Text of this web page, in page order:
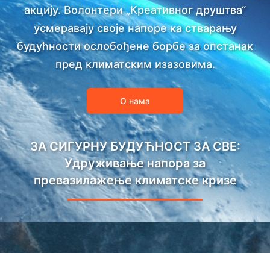
акцију. Волонтери „Креативног друштва“
усмеравају своје напоре ка стварању
будућности ослобођене борбе за опстанак
пред климатским изазовима.
О нама
ЗА СИГУРНУ БУДУЋНОСТ ЗА СВЕ:
Удруживање напора за
превазилажење климатске кризе